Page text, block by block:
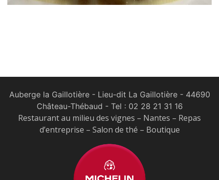
Auberge la Gaillotière - Lieu-dit La Gaillotière - 44690
Château-Thébaud - Tel : 02 28 21 31 16
Restaurant au milieu des vignes – Nantes – Repas
d’entreprise – Salon de thé – Boutique